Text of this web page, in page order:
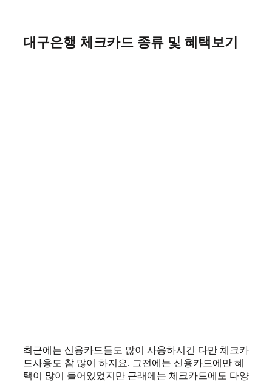
대구은행 체크카드 종류 및 혜택보기
최근에는 신용카드들도 많이 사용하시긴 다만 체크카
드사용도 참 많이 하지요. 그전에는 신용카드에만 혜
택이 많이 들어있었지만 근래에는 체크카드에도 다양